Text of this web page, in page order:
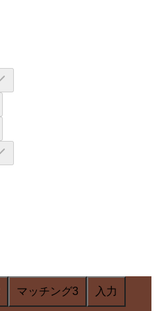
マッチング3 入力